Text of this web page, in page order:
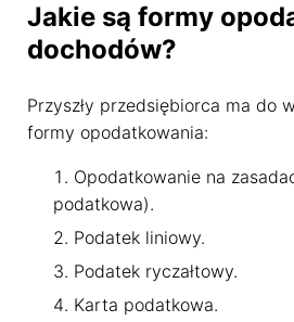
Jakie są formy
dochodów?
Przyszły przedsiębiorca ma do
formy opodatkowania:
Opodatkowanie na
podatkowa).
Podatek liniowy.
Podatek ryczałtowy.
Karta podatkowa.